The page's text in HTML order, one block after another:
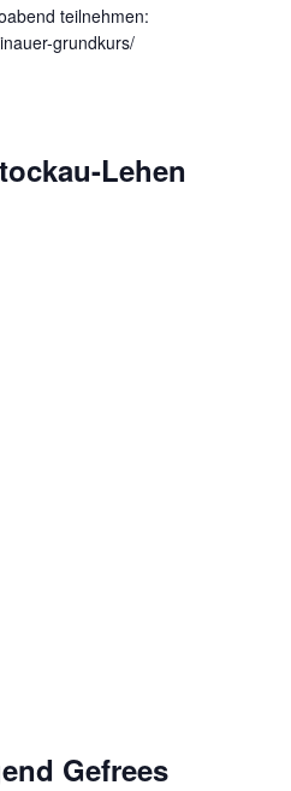
teilnehmen:
grundkurs/
Lehen
Gefrees